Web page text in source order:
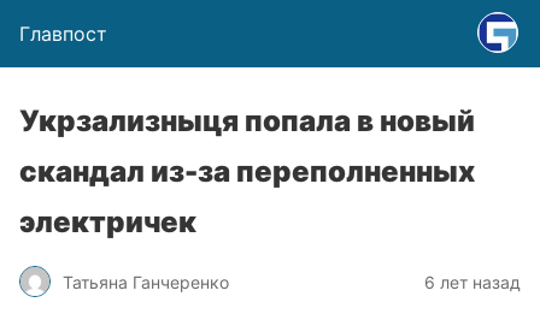
Главпост
Укрзализныця попала в новый
скандал из-за переполненных
электричек
Татьяна Ганчеренко 6 лет назад